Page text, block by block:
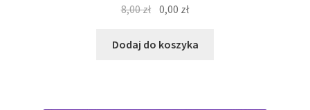
8,00zł Pierwotna
wynosiła:
0,00 złAktualna
wynosi:
Dodaj do koszyka